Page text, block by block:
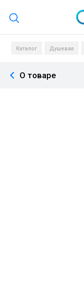
Каталог Душевая
О товаре